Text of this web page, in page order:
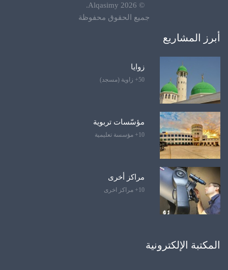
©
2026
Alqasimy
.
جميع الحقوق محفوظة
أبرز المشاريع
زوايا
50+ زاوية (مسجد)
مؤسّسات تربوية
10+ مؤسسة تعليمية
مراكز أخرى
10+ مراكز اخرى
المكتبة الإلكترونية